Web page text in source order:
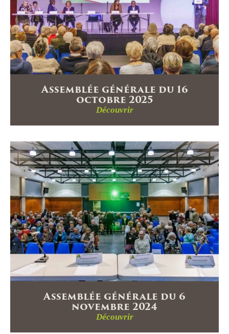
Assemblée générale du 16
octobre 2025
Découvrir
Assemblée générale du 6
novembre 2024
Découvrir